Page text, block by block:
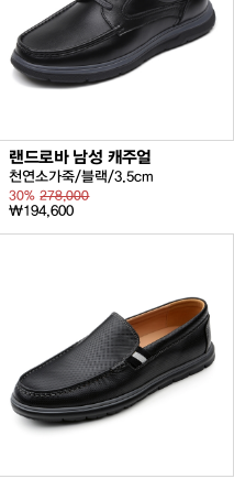
랜드로바 남성 캐주얼
천연소가죽/블랙/3.5cm
30%278,000
₩194,600